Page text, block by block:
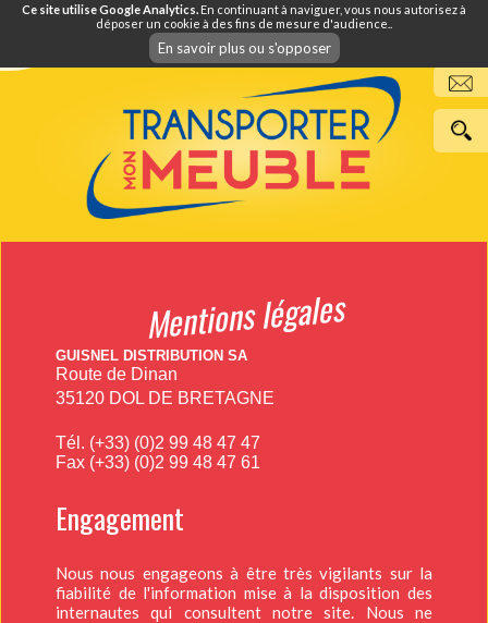
Ce site utilise Google Analytics. En continuant à naviguer, vous nous autorisez à
déposer un cookie à des fins de mesure d'audience..
En savoir plus ou s'opposer
Mentions légales
GUISNEL DISTRIBUTION SA
Route de Dinan
35120 DOL DE BRETAGNE
Tél. (+33) (0)2 99 48 47 47
Fax (+33) (0)2 99 48 47 61
Engagement
Nous nous engageons à être très vigilants sur la
fiabilité de l'information mise à la disposition des
internautes qui consultent notre site. Nous ne